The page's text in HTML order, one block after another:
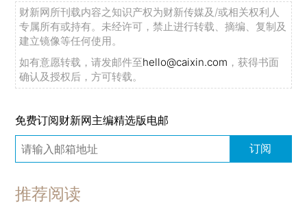
财新网所刊载内容之知识产权为财新传媒及/或相关权利人
专属所有或持有。未经许可，禁止进行转载、摘编、复制及
建立镜像等任何使用。
如有意愿转载，请发邮件至hello@caixin.com ，获得书面
确认及授权后，方可转载。
免费订阅财新网主编精选版电邮
订阅
推荐阅读